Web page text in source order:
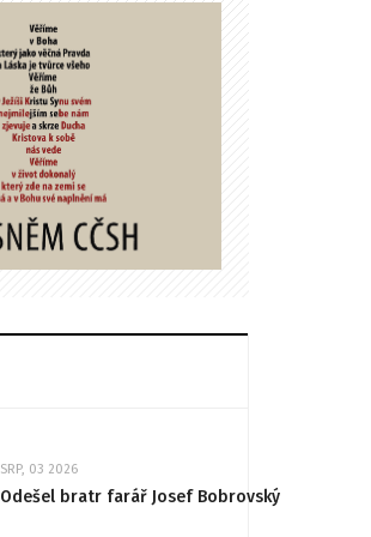
SRP, 03 2026
Odešel bratr farář Josef Bobrovský